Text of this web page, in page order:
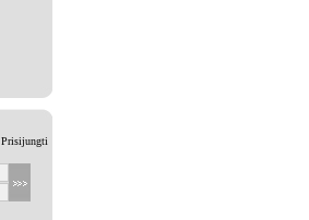
Prisijungti